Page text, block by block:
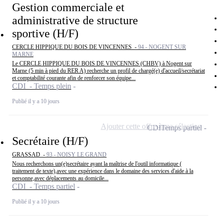
Gestion commerciale et
administrative de structure
sportive (H/F)
CERCLE HIPPIQUE DU BOIS DE VINCENNES - 94 - NOGENT SUR
MARNE
Le CERCLE HIPPIQUE DU BOIS DE VINCENNES (CHBV) à Nogent sur
Marne (5 min à pied du RER A) recherche un profil de chargé(e) d'accueil/secrétariat
et comptabilité courante afin de renforcer son équipe...
CDI - Temps plein
Publié il y a 10 jours
Secrétaire (H/F)
GRASSAD - 93 - NOISY LE GRAND
Nous recherchons un(e)secrétaire ayant la maîtrise de l'outil informatique (
traitement de texte),avec une expérience dans le domaine des services d'aide à la
personne,avec déplacements au domicile...
CDI - Temps partiel
Publié il y a 10 jours
CDITemps partiel
Ajouter cette offre à ma sélection